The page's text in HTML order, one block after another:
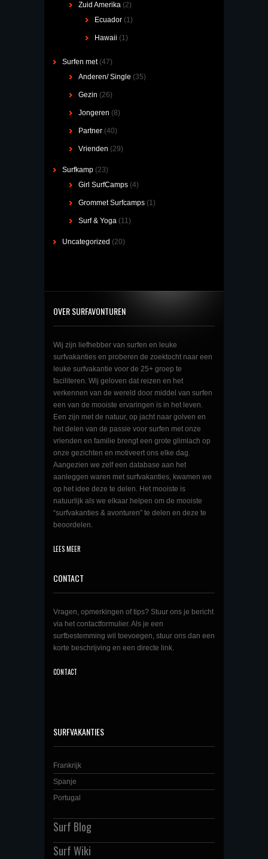
Zuid Amerika (2)
Ecuador (1)
Hawaii (1)
Surfen met(47)
Anderen/ Single (35)
Gezin (26)
Jongeren (8)
Partner (40)
Vrienden (29)
Surfkamp (23)
Girl SurfCamps (4)
Grommet Surfcamps (1)
Surf & Yoga (11)
Uncategorized (20)
OVER SURFAVONTUREN
Wij zijn liefhebber van surfen en leuke
surfvakanties en proberen de zoektocht naar een
leuke surfvakantie voor de 25+ groep te
faciliteren. Wij geloven dat reizen en het
verkennen van de wereld door middel van surfen
een van de mooiste ervaringen is in het leven.
Een zijn met de natuur, op jacht naar golven en
het delen van de passie voor surfen met onze
vrienden en familie brengt een grote glimlach op
onze gezichten en motiveert ons elke dag.
Aangezien we zelf een database aan het
aanleggen waren met surfvakanties, kwamen we
op het idee deze te delen. Het mooiste is
natuurlijk als we elkaar helpen om de mooiste
“surfvakanties & avonturen” te delen en deze te
beoordelen.
LEES MEER
CONTACT
Vragen, opmerkingen of tips? Stuur ons je bericht
via het contactformulier. Als je een
surfbestemming wil toevoegen, stuur ons dan een
korte beschrijving en een directe link.
CONTACT
SURFVAKANTIES
Frankrijk
Spanje
Portugal
Surf Blog
Surf Wiki